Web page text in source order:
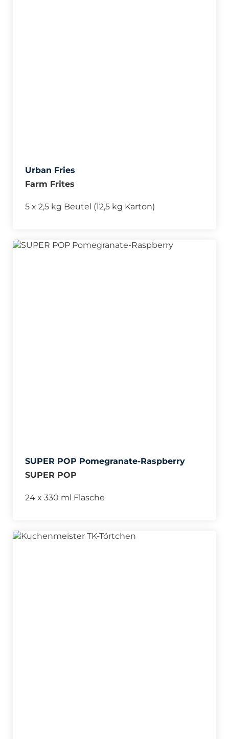
Urban Fries
Farm Frites
5 x 2,5 kg Beutel (12,5 kg Karton)
SUPER POP Pomegranate-Raspberry
SUPER POP
24 x 330 ml Flasche